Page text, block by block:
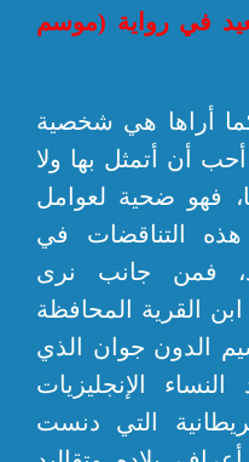
في رواية (موسم
أراها هي شخصية
أن أتمثل بها ولا
فهو ضحية لعوامل
التناقضات في
فمن جانب نرى
القرية المحافظة
الدون جوان الذي
الإنجليزيات
التي دنست